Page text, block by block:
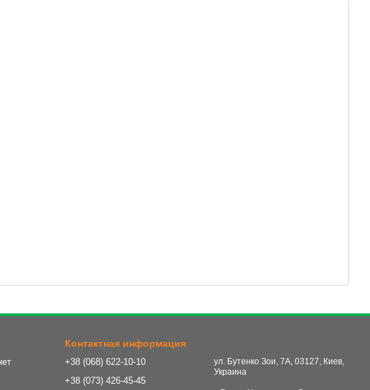
Контактная информация
+38 (068) 622-10-10
+38 (073) 426-45-45
ул. Бутенко Зои, 7А, 03127, Киев,
Украина